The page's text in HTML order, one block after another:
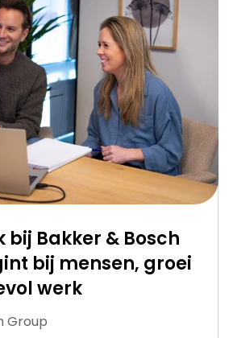
bij Bakker & Bosch
bij mensen, groei
werk
Group